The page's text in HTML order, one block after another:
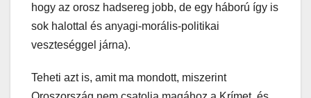
hogy az orosz hadsereg jobb, de egy háború így is
sok halottal és anyagi-morális-politikai
veszteséggel járna).
Teheti azt is, amit ma mondott, miszerint